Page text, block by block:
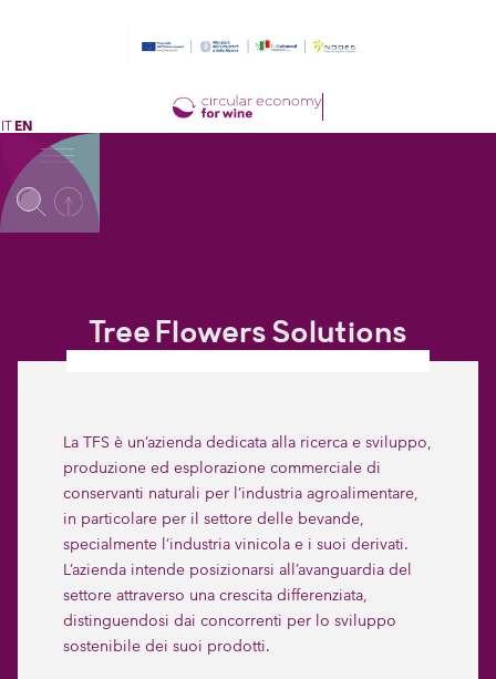
ITEN
Tree Flowers Solutions
La TFS è un’azienda dedicata alla ricerca e sviluppo,
produzione ed esplorazione commerciale di
conservanti naturali per l’industria agroalimentare,
in particolare per il settore delle bevande,
specialmente l’industria vinicola e i suoi derivati.
L’azienda intende posizionarsi all’avanguardia del
settore attraverso una crescita differenziata,
distinguendosi dai concorrenti per lo sviluppo
sostenibile dei suoi prodotti.